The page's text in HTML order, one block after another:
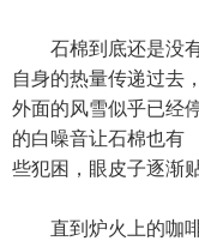
石棉到底还是没有
自身的热量传递过去，
外面的风雪似乎已经
的白噪音让石棉也有
些犯困，眼皮子逐渐
直到炉火上的咖啡